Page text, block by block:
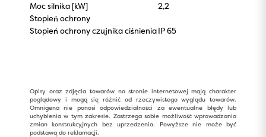
Moc silnika [kW]
2,2
Stopień ochrony
Stopień ochrony czujnika ciśnieniaIP 65
Opisy oraz zdjęcia towarów na stronie internetowej mają charakter
poglądowy i mogą się różnić od rzeczywistego wyglądu towarów.
Omnigena nie ponosi odpowiedzialności za ewentualne błędy lub
uchybienia w tym zakresie. Zastrzega sobie możliwość wprowadzania
zmian konstrukcyjnych bez uprzedzenia. Powyższe nie może być
podstawą do reklamacji.